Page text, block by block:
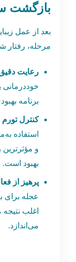
بازگشت
بعد از عمل
مرحله، رفتار
رعایت
خوددرمانی
برنامه
کنترل
استفاده
و
بهبود است.
پرهیز از
عجله برای
اغلب
می‌اندازد.